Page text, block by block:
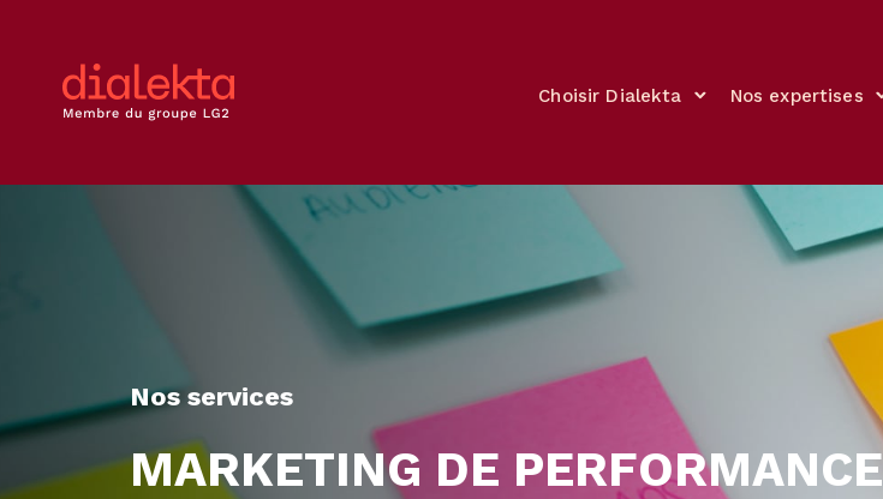
Choisir Dialekta Nos expertises
Nos services
MARKETING DE PERFORMANCE